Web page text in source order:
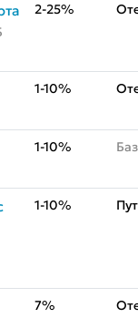
2-25%
1-10%
1-10%
1-10%
7%